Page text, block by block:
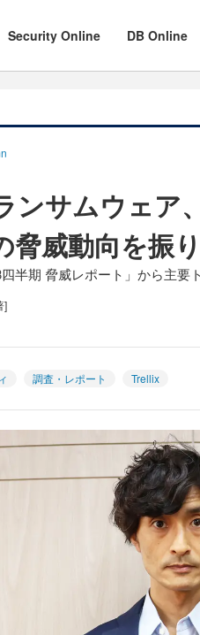
Security Online DB Online
ンサムウェ
脅威動向を振
半期 脅威レポート」から主要
]
調査・レポート Trellix